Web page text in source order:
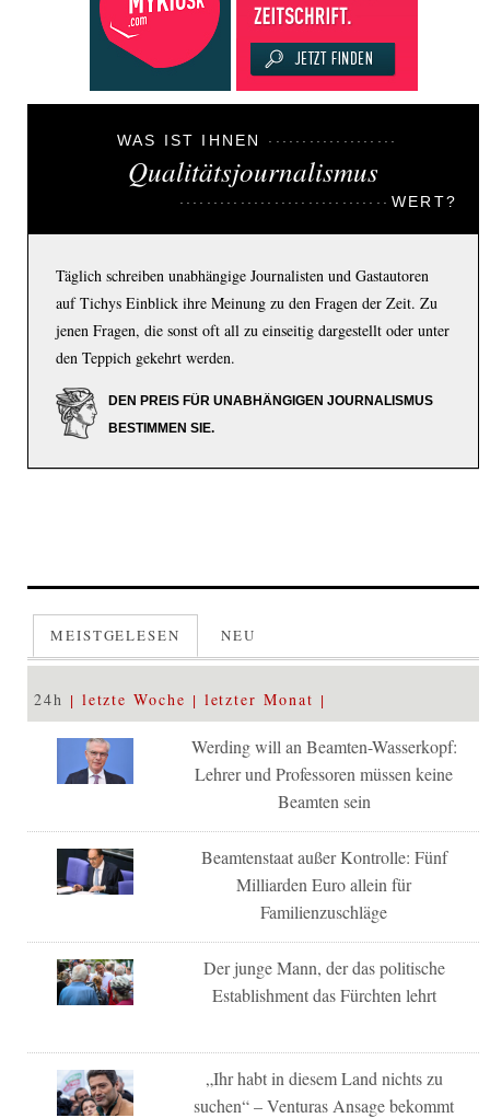
WAS IST IHNEN
Qualitätsjournalismus
WERT?
Täglich schreiben unabhängige Journalisten und Gastautoren
auf Tichys Einblick ihre Meinung zu den Fragen der Zeit. Zu
jenen Fragen, die sonst oft all zu einseitig dargestellt oder unter
den Teppich gekehrt werden.
DEN PREIS FÜR UNABHÄNGIGEN JOURNALISMUS
BESTIMMEN SIE.
MEISTGELESEN NEU
24h letzte Woche letzter Monat
Werding will an Beamten-Wasserkopf:
Lehrer und Professoren müssen keine
Beamten sein
Beamtenstaat außer Kontrolle: Fünf
Milliarden Euro allein für
Familienzuschläge
Der junge Mann, der das politische
Establishment das Fürchten lehrt
„Ihr habt in diesem Land nichts zu
suchen“ – Venturas Ansage bekommt